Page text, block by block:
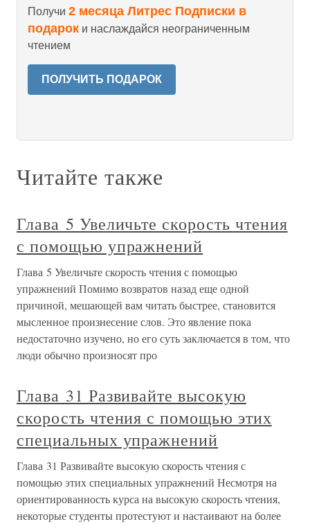
Получи 2 месяца Литрес Подписки в
подарок и наслаждайся неограниченным
чтением
ПОЛУЧИТЬ ПОДАРОК
Читайте также
Глава 5 Увеличьте скорость чтения
с помощью упражнений
Глава 5 Увеличьте скорость чтения с помощью
упражнений Помимо возвратов назад еще одной
причиной, мешающей вам читать быстрее, становится
мысленное произнесение слов. Это явление пока
недостаточно изучено, но его суть заключается в том, что
люди обычно произносят про
Глава 31 Развивайте высокую
скорость чтения с помощью этих
специальных упражнений
Глава 31 Развивайте высокую скорость чтения с
помощью этих специальных упражнений Несмотря на
ориентированность курса на высокую скорость чтения,
некоторые студенты протестуют и настаивают на более